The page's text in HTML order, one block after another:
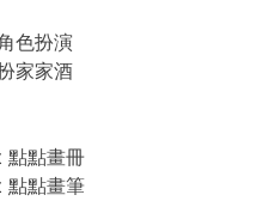
色扮演
家家酒
點畫冊
點畫筆